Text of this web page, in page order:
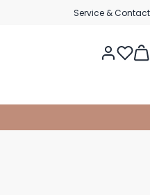
Service & Contact